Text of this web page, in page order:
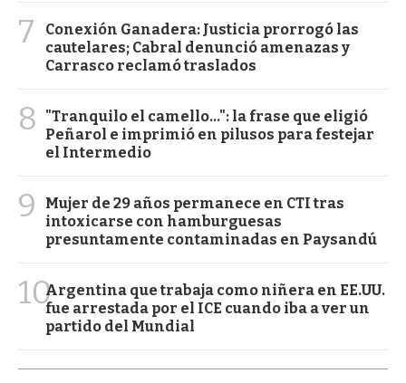
7
Conexión Ganadera: Justicia prorrogó las
cautelares; Cabral denunció amenazas y
Carrasco reclamó traslados
8
"Tranquilo el camello...": la frase que eligió
Peñarol e imprimió en pilusos para festejar
el Intermedio
9
Mujer de 29 años permanece en CTI tras
intoxicarse con hamburguesas
presuntamente contaminadas en Paysandú
10Argentina que trabaja como niñera en EE.UU.
fue arrestada por el ICE cuando iba a ver un
partido del Mundial